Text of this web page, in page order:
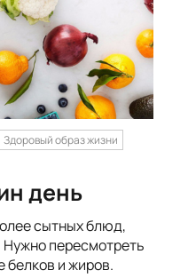
Здоровый образ жизни
день
сытных блюд,
пересмотреть
белков и жиров.